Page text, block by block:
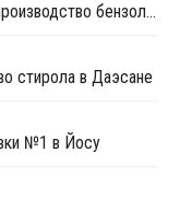
SKGC планирует остановить на ремонт производство бензола в Южной Корее
стирола в Даэсане
№1 в Йосу